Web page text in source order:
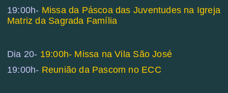
19:00h- Missa da Páscoa das Juventudes na Igreja
Matriz da Sagrada Família
Dia 20- 19:00h- Missa na Vila São José
19:00h- Reunião da Pascom no ECC